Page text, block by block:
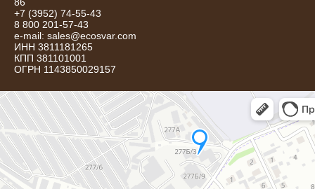
+7 (3952) 74-55-43
8 800 201-57-43
e-mail: sales@ecosvar.com
ИНН 3811181265
КПП 381101001
ОГРН 1143850029157